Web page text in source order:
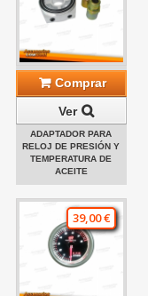
Comprar
Ver
ADAPTADOR PARA
RELOJ DE PRESIÓN Y
TEMPERATURA DE
ACEITE
39,00 €